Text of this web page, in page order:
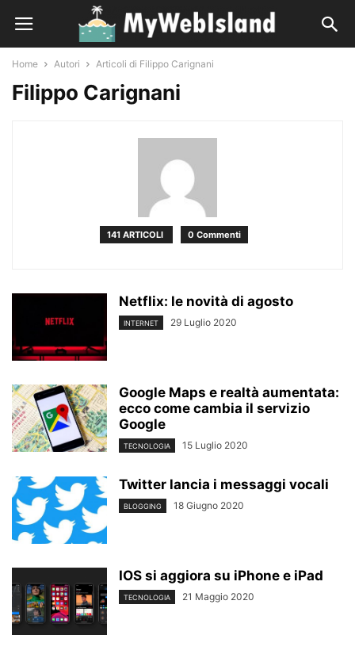
Home Autori Articoli di Filippo Carignani
Filippo Carignani
141 ARTICOLI 0 Commenti
Netflix: le novità di agosto
INTERNET 29 Luglio 2020
Google Maps e realtà aumentata:
ecco come cambia il servizio
Google
TECNOLOGIA 15 Luglio 2020
Twitter lancia i messaggi vocali
BLOGGING 18 Giugno 2020
IOS si aggiora su iPhone e iPad
TECNOLOGIA 21 Maggio 2020